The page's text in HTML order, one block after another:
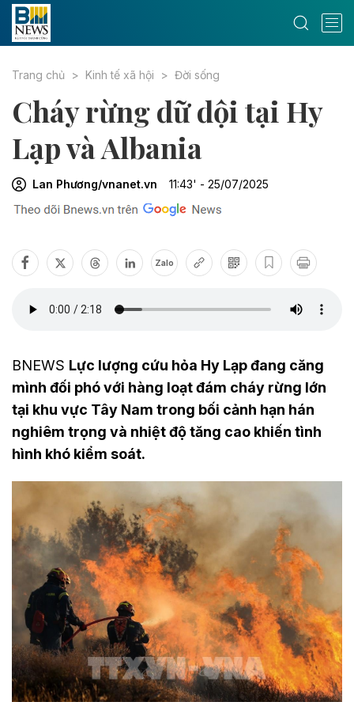
Trang chủ Kinh tế xã hội Đời sống
Cháy rừng dữ dội tại Hy
Lạp và Albania
Lan Phương/vnanet.vn 11:43' - 25/07/2025
Zalo
BNEWS Lực lượng cứu hỏa Hy Lạp đang căng
mình đối phó với hàng loạt đám cháy rừng lớn
tại khu vực Tây Nam trong bối cảnh hạn hán
nghiêm trọng và nhiệt độ tăng cao khiến tình
hình khó kiểm soát.